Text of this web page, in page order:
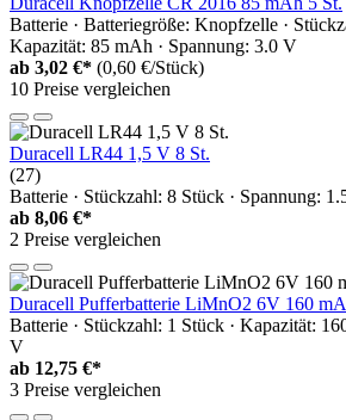
Batterie · Batteriegröße: Knopfzelle ·
Kapazität: 85 mAh · Spannung: 3.0 V
ab 3,02 €* (0,60 €/Stück)
10 Preise vergleichen
Duracell LR44 1,5 V 8 St.
(27)
Batterie · Stückzahl: 8 Stück · Spannung:
ab 8,06 €*
2 Preise vergleichen
Duracell Pufferbatterie LiMnO2 6V 160
Batterie · Stückzahl: 1 Stück · Kapazität:
V
ab 12,75 €*
3 Preise vergleichen